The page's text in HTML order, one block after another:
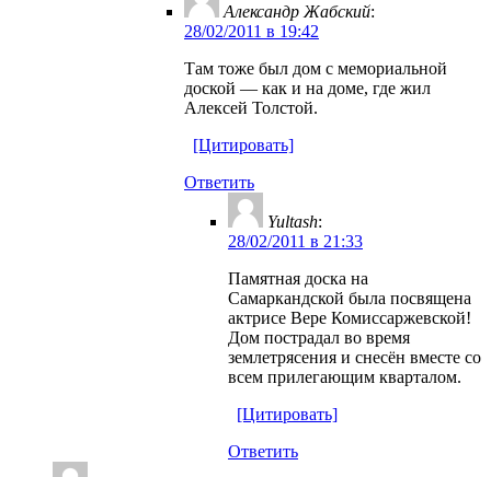
Александр Жабский:
28/02/2011 в 19:42
Там тоже был дом с мемориальной
доской — как и на доме, где жил
Алексей Толстой.
[Цитировать]
Ответить
Yultash:
28/02/2011 в 21:33
Памятная доска на
Самаркандской была посвящена
актрисе Вере Комиссаржевской!
Дом пострадал во время
землетрясения и снесён вместе со
всем прилегающим кварталом.
[Цитировать]
Ответить